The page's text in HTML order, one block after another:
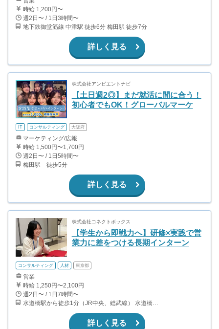
時給 1,200円〜
週2日〜 / 1日3時間〜
地下鉄御堂筋線 中津駅 徒歩6分 梅田駅 徒歩7分
詳しく見る
株式会社アンビエントナビ
【土日週2◎】まだ就活に間に合う！
初心者でもOK！グローバルマーケ
IT コンサルティング 大阪府
マーケティング/広報
時給 1,500円〜1,700円
週2日〜 / 1日5時間〜
梅田駅 徒歩5分
詳しく見る
株式会社コネクトボックス
【学生から即戦力へ】研修×実践で営
業力に差をつける長期インターン
コンサルティング 人材 東京都
営業
時給 1,250円〜2,100円
週2日〜 / 1日7時間〜
水道橋駅から徒歩1分（JR中央、総武線） 水道橋駅から徒歩6分（都営三田線）
詳しく見る